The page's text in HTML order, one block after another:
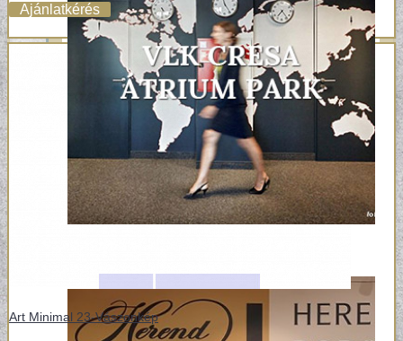
Ajánlatkérés
Art Minimal 23-Vászonkép